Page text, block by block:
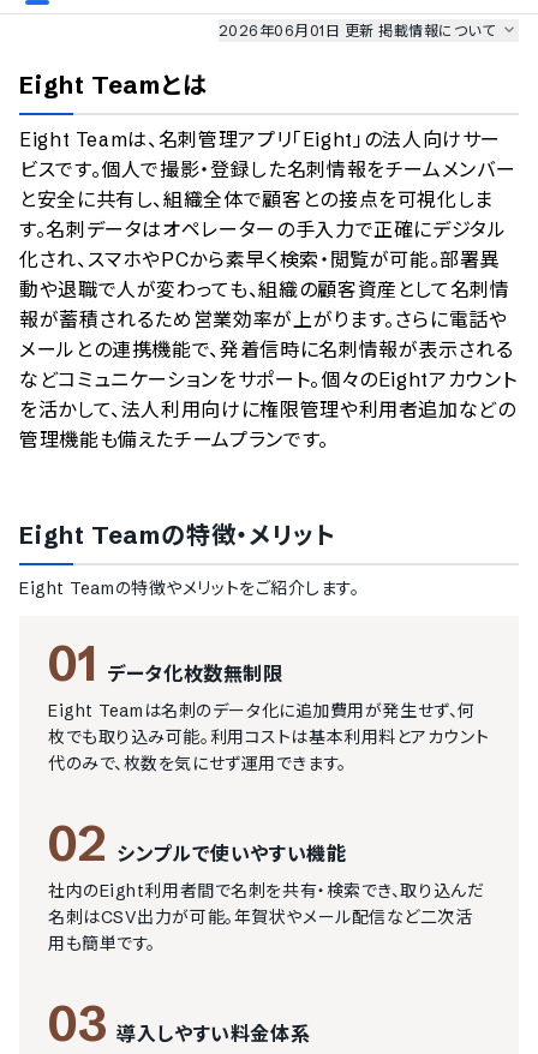
2026年06月01日 更新掲載情報について
のサービスデータを参照しています。
情報更新者：業界DX最強ナビ編集部 情報取得元 掲載修正依頼
Eight Teamとは
Eight Teamは、名刺管理アプリ「Eight」の法人向けサー
ビスです。個人で撮影・登録した名刺情報をチームメンバー
と安全に共有し、組織全体で顧客との接点を可視化しま
す。名刺データはオペレーターの手入力で正確にデジタル
化され、スマホやPCから素早く検索・閲覧が可能。部署異
動や退職で人が変わっても、組織の顧客資産として名刺情
報が蓄積されるため営業効率が上がります。さらに電話や
メールとの連携機能で、発着信時に名刺情報が表示される
などコミュニケーションをサポート。個々のEightアカウント
を活かして、法人利用向けに権限管理や利用者追加などの
管理機能も備えたチームプランです。
Eight Teamの特徴・メリット
Eight Teamの特徴やメリットをご紹介します。
01 データ化枚数無制限
Eight Teamは名刺のデータ化に追加費用が発生せず、何
枚でも取り込み可能。利用コストは基本利用料とアカウント
代のみで、枚数を気にせず運用できます。
02 シンプルで使いやすい機能
社内のEight利用者間で名刺を共有・検索でき、取り込んだ
名刺はCSV出力が可能。年賀状やメール配信など二次活
用も簡単です。
03 導入しやすい料金体系